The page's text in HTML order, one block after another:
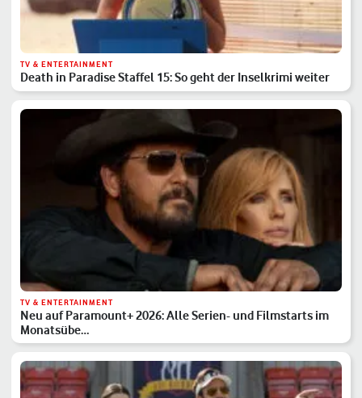
TV & ENTERTAINMENT
Death in Paradise Staffel 15: So geht der Inselkrimi weiter
TV & ENTERTAINMENT
Neu auf Paramount+ 2026: Alle Serien- und Filmstarts im
Monatsübe…